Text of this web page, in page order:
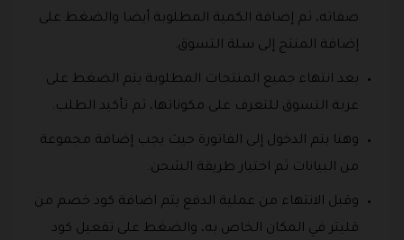
صفاته، ثم إضافة الكمية المطلوبة أيضا والضغط على
إضافة المنتج إلى سلة التسوق.
بعد انتهاء جميع المنتجات المطلوبة يتم الضغط على
عربة التسوق للتعرف على مكوناتها، ثم تأكيد الطلب.
وهنا يتم الدخول إلى الفاتورة حيث يجب إضافة مجموعة
من البيانات ثم اختيار طريقة الشحن.
وقبل الانتهاء من عملية الدفع يتم اضافة كود خصم من
قليتر في المكان الخاص به، والضغط على تفعيل كود